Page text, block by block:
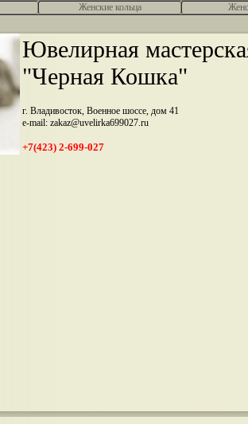
Женcкие кольца
Ювелирная
"Черная Кошка"
г. Владивосток, Военное шоссе, дом 41
e-mail: zakaz@uvelirka699027.ru
+7(423) 2-699-027